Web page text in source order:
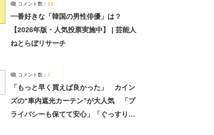
コメント数： 21
一番好きな「韓国の男性俳優」は？
【2026年版・人気投票実施中】 | 芸能人
ねとらぼリサーチ
コメント数： 7
「もっと早く買えば良かった」 カイン
ズの“車内遮光カーテン”が大人気 「プ
ライバシーも保てて安心」「ぐっすり眠